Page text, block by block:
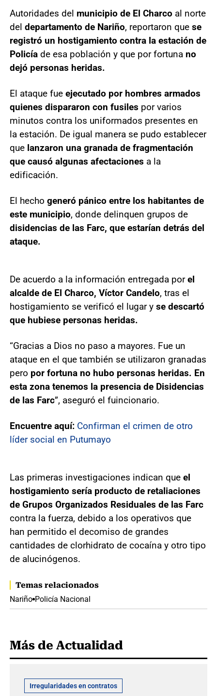
Autoridades del municipio de El Charco al norte
del departamento de Nariño, reportaron que se
registró un hostigamiento contra la estación de
Policía de esa población y que por fortuna no
dejó personas heridas.
El ataque fue ejecutado por hombres armados
quienes dispararon con fusiles por varios
minutos contra los uniformados presentes en
la estación. De igual manera se pudo establecer
que lanzaron una granada de fragmentación
que causó algunas afectaciones a la
edificación.
El hecho generó pánico entre los habitantes de
este municipio, donde delinquen grupos de
disidencias de las Farc, que estarían detrás del
ataque.
De acuerdo a la información entregada porel
alcalde de El Charco, Víctor Candelo, tras el
hostigamiento se verificó el lugar y se descartó
que hubiese personas heridas.
“Gracias a Dios no paso a mayores. Fue un
ataque en el que también se utilizaron granadas
pero por fortuna no hubo personas heridas. En
esta zona tenemos la presencia de Disidencias
de las Farc”, aseguró el fuincionario.
Encuentre aquí: Confirman el crimen de otro
líder social en Putumayo
Las primeras investigaciones indican que el
hostigamiento sería producto de retaliaciones
de Grupos Organizados Residuales de las Farc
contra la fuerza, debido a los operativos que
han permitido el decomiso de grandes
cantidades de clorhidrato de cocaína y otro tipo
de alucinógenos.
Temas relacionados
Nariño Policía Nacional
Más de Actualidad
Irregularidades en contratos